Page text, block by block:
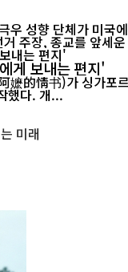
성향 단체가 미
주장, 종교를 앞세
게 보내는 편지'
가포르에서 개봉과 동
했다. 개...